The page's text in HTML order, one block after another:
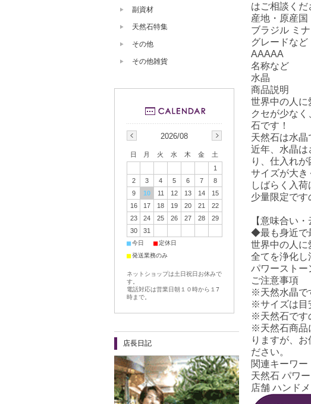
はご相談くだ
産地・原産国
ブラジル ミ
グレードなど
AAAAA
名称など
水晶
商品説明
世界中の人に
クセが少な
石です！
天然石は水晶
近年、水晶は
り、仕入れが
サイズが大き
しばらく入荷
少量限定です
【意味合い
◆最も身近で
世界中の人に
全てを浄化し
パワーストー
ご注意事項
※天然水晶で
※サイズは目
※天然石です
※天然石商品
りますが、
ださい。
関連キーワー
天然石 パワ
店舗 ハンド
副資材
天然石特集
その他
その他雑貨
2026/08
日 月 火 水 木 金
土
1
2
3 4 5 6 7
8
9
10 11 12 13 14
15
16
17 18 19 20 21
22
23
24 25 26 27 28
29
30
31
■今日 ■定休日
■発送業務のみ
ネットショップは土日祝日お休みで
す。
電話対応は営業日朝１０時から１7
時まで。
店長日記